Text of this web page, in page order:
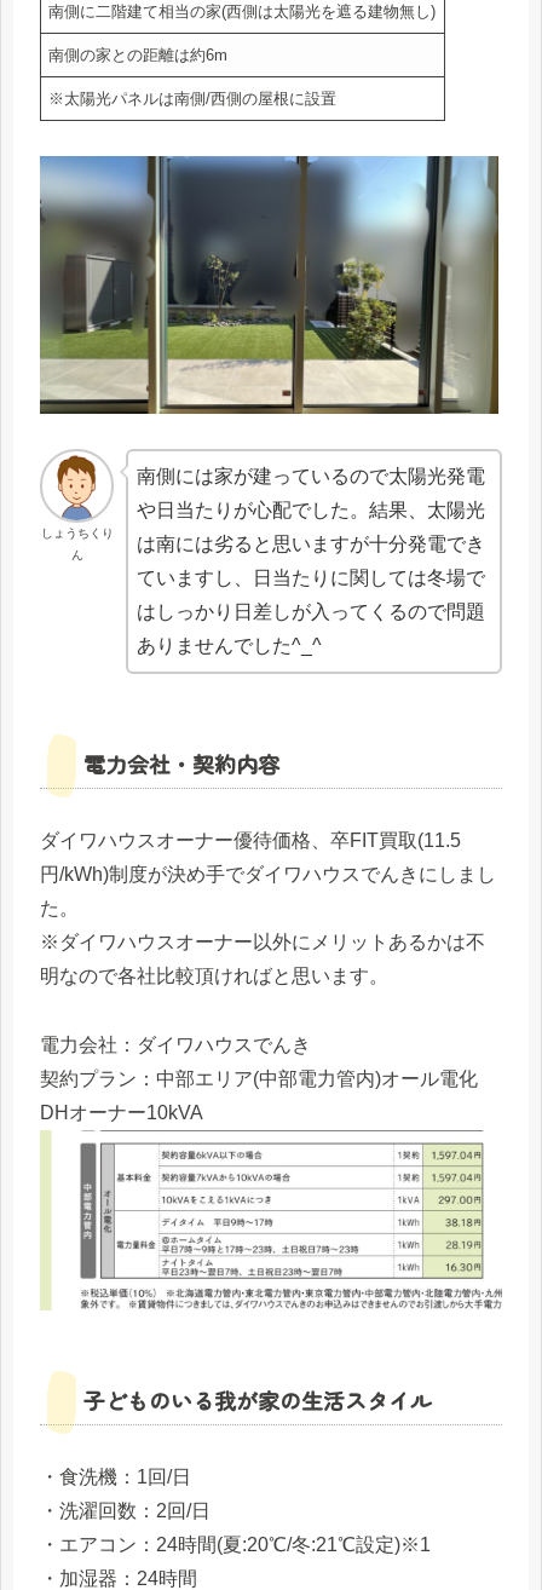
南側に二階建て相当の家(西側は太陽光を遮る建物無し)
南側の家との距離は約6m
※太陽光パネルは南側/西側の屋根に設置
しょうちくり
ん
南側には家が建っているので太陽光発電
や日当たりが心配でした。結果、太陽光
は南には劣ると思いますが十分発電でき
ていますし、日当たりに関しては冬場で
はしっかり日差しが入ってくるので問題
ありませんでした^_^
電力会社・契約内容
ダイワハウスオーナー優待価格、卒FIT買取(11.5
円/kWh)制度が決め手でダイワハウスでんきにしまし
た。
※ダイワハウスオーナー以外にメリットあるかは不
明なので各社比較頂ければと思います。
電力会社：ダイワハウスでんき
契約プラン：中部エリア(中部電力管内)オール電化
DHオーナー10kVA
子どものいる我が家の生活スタイル
・食洗機：1回/日
・洗濯回数：2回/日
・エアコン：24時間(夏:20℃/冬:21℃設定)※1
・加湿器：24時間